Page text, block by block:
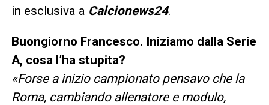
in esclusiva a Calcionews24.
Buongiorno Francesco. Iniziamo dalla Serie
A, cosa l’ha stupita?
«Forse a inizio campionato pensavo che la
Roma, cambiando allenatore e modulo,